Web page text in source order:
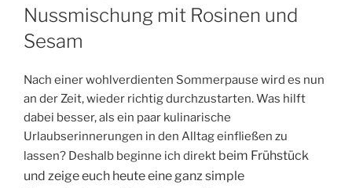
AM
Nussmischung mit Rosinen und
Sesam
Nach einer wohlverdienten Sommerpause wird es nun
an der Zeit, wieder richtig durchzustarten. Was hilft
dabei besser, als ein paar kulinarische
Urlaubserinnerungen in den Alltag einfließen zu
lassen? Deshalb beginne ich direkt beim Frühstück
und zeige euch heute eine ganz simple